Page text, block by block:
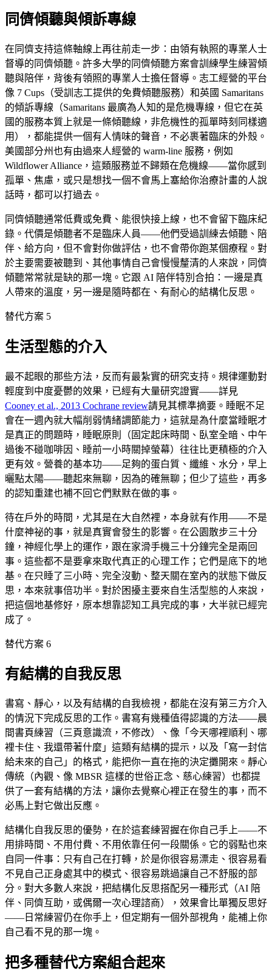
同儕傾聽與傾訴專線
在同儕支持這條軸線上再往前走一步：由領有執照的專業人士
督導的同儕傾聽。許多大學的同儕傾聽方案會訓練學生練習傾
聽與陪伴，背後有領照的專業人士擔任督導。志工經營的平台
像 7 Cups（受訓志工提供的免費傾聽服務）和英國 Samaritans
的傾訴專線（Samaritans 最廣為人知的是危機專線，但它在英
國的服務本質上就是一條傾聽線，非危機性的孤單時刻同樣適
用），都能提供一個有人情味的聲音，不必裹著臨床的外殼。
美國部分州也有由過來人經營的 warm-line 服務，例如
Wildflower Alliance，這類服務並不歸類在危機線——當你感到
孤單、焦慮，或只是想找一個不會馬上塞給你治療計畫的人說
話時，都可以打過去。
同儕傾聽通常低費或免費、能很快接上線，也不會留下臨床紀
錄。代價是傾聽者不是臨床人員——他們受過訓練去傾聽、陪
伴、給方向，但不會對你做評估，也不會帶你跑某個療程。對
於主要需要被聽到、其他事情自己會慢慢釐清的人來說，同儕
傾聽常常就是缺的那一塊。它跟 AI 陪伴特別合拍：一邊是真
人帶來的溫度，另一邊是隨時都在、有耐心的結構化反思。
替代方案 5
生活型態的介入
最不起眼的那些方法，反而有最紮實的研究支持。規律運動對
輕度到中度憂鬱的效果，已經有大量研究證實——詳見
Cooney et al., 2013 Cochrane review請見其標準摘要。睡眠不足
會在一週內就大幅削弱情緒調節能力，這就是為什麼當睡眠才
是真正的問題時，睡眠原則（固定起床時間、臥室全暗、中午
過後不碰咖啡因、睡前一小時關掉螢幕）往往比更積極的介入
更有效。營養的基本功——足夠的蛋白質、纖維、水分，早上
曬點太陽——聽起來無聊，因為的確無聊；但少了這些，再多
的認知重建也補不回它們默默在做的事。
待在戶外的時間，尤其是在大自然裡，本身就有作用——不是
什麼神祕的事，就是真實會發生的影響。在公園散步三十分
鐘，神經化學上的運作，跟在家滑手機三十分鐘完全是兩回
事。這些都不是要拿來取代真正的心理工作；它們是底下的地
基。在只睡了三小時、完全沒動、整天關在室內的狀態下做反
思，本來就事倍功半。對於困擾主要來自生活型態的人來說，
把這個地基修好，原本想靠認知工具完成的事，大半就已經完
成了。
替代方案 6
有結構的自我反思
書寫、靜心，以及有結構的自我檢視，都能在沒有第三方介入
的情況下完成反思的工作。書寫有幾種值得認識的方法——晨
間書頁練習（三頁意識流，不修改）、像「今天哪裡順利、哪
裡卡住、我還帶著什麼」這類有結構的提示，以及「寫一封信
給未來的自己」的格式，能把你一直在拖的決定攤開來。靜心
傳統（內觀、像 MBSR 這樣的世俗正念、慈心練習）也都提
供了一套有結構的方法，讓你去覺察心裡正在發生的事，而不
必馬上對它做出反應。
結構化自我反思的優勢，在於這套練習握在你自己手上——不
用排時間、不用付費、不用依靠任何一段關係。它的弱點也來
自同一件事：只有自己在打轉，於是你很容易漂走、很容易看
不見自己正身處其中的模式、很容易跳過讓自己不舒服的部
分。對大多數人來說，把結構化反思搭配另一種形式（AI 陪
伴、同儕互助，或偶爾一次心理諮商），效果會比單獨反思好
——日常練習仍在你手上，但定期有一個外部視角，能補上你
自己看不見的那一塊。
把多種替代方案組合起來